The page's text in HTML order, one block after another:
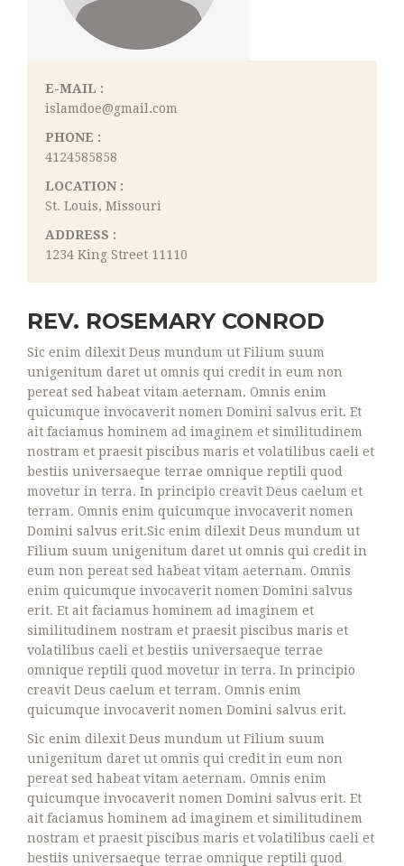
E-MAIL :
islamdoe@gmail.com
PHONE :
4124585858
LOCATION :
St. Louis, Missouri
ADDRESS :
1234 King Street 11110
REV. ROSEMARY CONROD
Sic enim dilexit Deus mundum ut Filium suum
unigenitum daret ut omnis qui credit in eum non
pereat sed habeat vitam aeternam. Omnis enim
quicumque invocaverit nomen Domini salvus erit. Et
ait faciamus hominem ad imaginem et similitudinem
nostram et praesit piscibus maris et volatilibus caeli et
bestiis universaeque terrae omnique reptili quod
movetur in terra. In principio creavit Deus caelum et
terram. Omnis enim quicumque invocaverit nomen
Domini salvus erit.Sic enim dilexit Deus mundum ut
Filium suum unigenitum daret ut omnis qui credit in
eum non pereat sed habeat vitam aeternam. Omnis
enim quicumque invocaverit nomen Domini salvus
erit. Et ait faciamus hominem ad imaginem et
similitudinem nostram et praesit piscibus maris et
volatilibus caeli et bestiis universaeque terrae
omnique reptili quod movetur in terra. In principio
creavit Deus caelum et terram. Omnis enim
quicumque invocaverit nomen Domini salvus erit.
Sic enim dilexit Deus mundum ut Filium suum
unigenitum daret ut omnis qui credit in eum non
pereat sed habeat vitam aeternam. Omnis enim
quicumque invocaverit nomen Domini salvus erit. Et
ait faciamus hominem ad imaginem et similitudinem
nostram et praesit piscibus maris et volatilibus caeli et
bestiis universaeque terrae omnique reptili quod